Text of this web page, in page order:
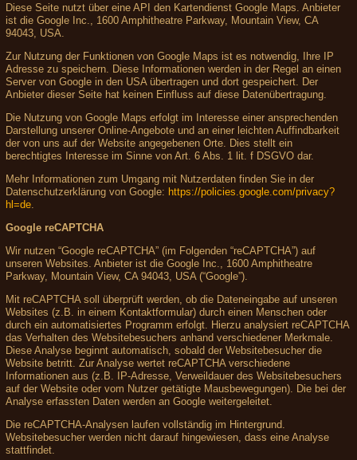
Diese Seite nutzt über eine API den Kartendienst Google Maps. Anbieter
ist die Google Inc., 1600 Amphitheatre Parkway, Mountain View, CA
94043, USA.
Zur Nutzung der Funktionen von Google Maps ist es notwendig, Ihre IP
Adresse zu speichern. Diese Informationen werden in der Regel an einen
Server von Google in den USA übertragen und dort gespeichert. Der
Anbieter dieser Seite hat keinen Einfluss auf diese Datenübertragung.
Die Nutzung von Google Maps erfolgt im Interesse einer ansprechenden
Darstellung unserer Online-Angebote und an einer leichten Auffindbarkeit
der von uns auf der Website angegebenen Orte. Dies stellt ein
berechtigtes Interesse im Sinne von Art. 6 Abs. 1 lit. f DSGVO dar.
Mehr Informationen zum Umgang mit Nutzerdaten finden Sie in der
Datenschutzerklärung von Google: https://policies.google.com/privacy?
hl=de
Google reCAPTCHA
Wir nutzen “Google reCAPTCHA” (im Folgenden “reCAPTCHA”) auf
unseren Websites. Anbieter ist die Google Inc., 1600 Amphitheatre
Parkway, Mountain View, CA 94043, USA (“Google”).
Mit reCAPTCHA soll überprüft werden, ob die Dateneingabe auf unseren
Websites (z.B. in einem Kontaktformular) durch einen Menschen oder
durch ein automatisiertes Programm erfolgt. Hierzu analysiert reCAPTCHA
das Verhalten des Websitebesuchers anhand verschiedener Merkmale.
Diese Analyse beginnt automatisch, sobald der Websitebesucher die
Website betritt. Zur Analyse wertet reCAPTCHA verschiedene
Informationen aus (z.B. IP-Adresse, Verweildauer des Websitebesuchers
auf der Website oder vom Nutzer getätigte Mausbewegungen). Die bei der
Analyse erfassten Daten werden an Google weitergeleitet.
Die reCAPTCHA-Analysen laufen vollständig im Hintergrund.
Websitebesucher werden nicht darauf hingewiesen, dass eine Analyse
stattfindet.